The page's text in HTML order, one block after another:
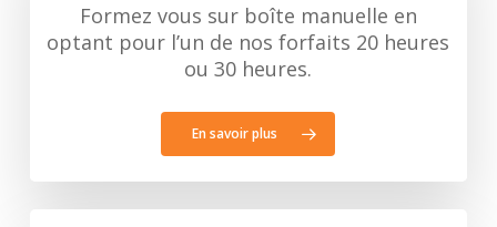
Formez vous sur boîte manuelle en
optant pour l’un de nos forfaits 20 heures
ou 30 heures.
En savoir plus